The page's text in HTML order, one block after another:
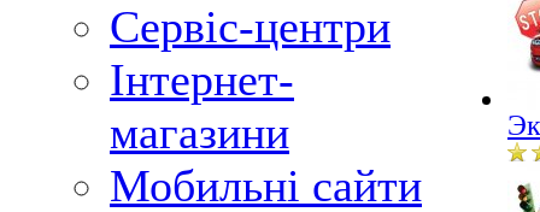
Сервіс-центри
Інтернет-
магазини
Мобильні сайти